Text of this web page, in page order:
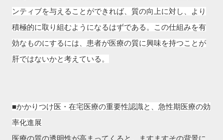
ンティブを与えることができれば、質の向上に対し、より
積極的に取り組むようになるはずである。この仕組みを有
効なものにするには、 患者が医療の質に興味を持つことが
肝ではないかと考えている。
■かかりつけ医・在宅医療の重要性認識と、急性期医療の効
率化進展
医療の質の透明性が高まってくると、ますますその背景に